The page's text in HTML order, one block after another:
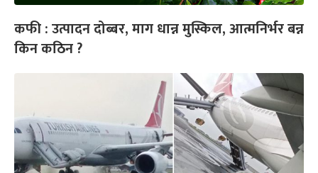
कफी : उत्पादन दोब्बर, माग धान्न मुस्किल, आत्मनिर्भर बन्न
किन कठिन ?